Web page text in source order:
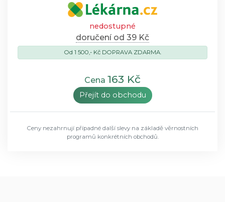
nedostupné
doručení od 39 Kč
Od 1 500,- Kč DOPRAVA ZDARMA.
Cena 163 Kč
Přejít do obchodu
Ceny nezahrnují případné další slevy na základě věrnostních
programů konkrétních obchodů.